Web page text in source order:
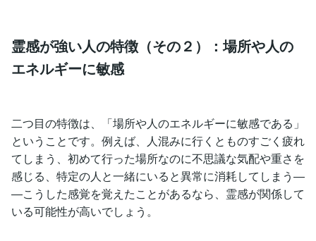
霊感が強い人の特徴（その２）：場所や人の
エネルギーに敏感
二つ目の特徴は、「場所や人のエネルギーに敏感である」
ということです。例えば、人混みに行くとものすごく疲れ
てしまう、初めて行った場所なのに不思議な気配や重さを
感じる、特定の人と一緒にいると異常に消耗してしまう―
―こうした感覚を覚えたことがあるなら、霊感が関係して
いる可能性が高いでしょう。